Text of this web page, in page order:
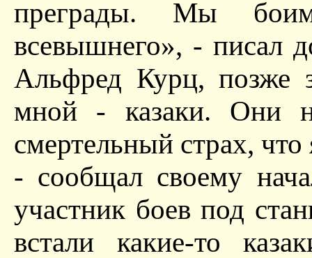
преграды. Мы
всевышнего», - писал
Альфред Курц, позже
мной - казаки. Они
смертельный страх,
- сообщал своему
участник боев под
встали какие-то